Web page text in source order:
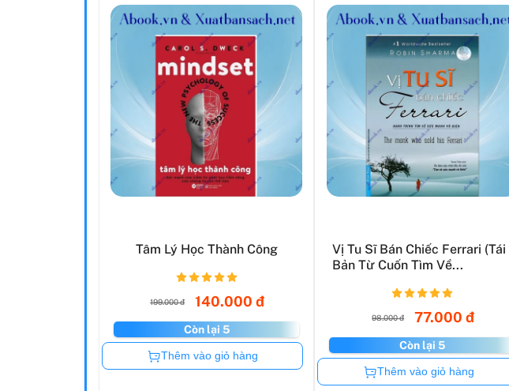
Tâm Lý Học Thành Công
199.000 đ 140.000 đ
Còn lại 5
Còn hàng
Thêm vào giỏ hàng
Vị Tu Sĩ Bán Chiếc Ferrari (Tái
Bản Từ Cuốn Tìm Về...
98.000 đ 77.000 đ
Còn lại 5
Còn hàng
Thêm vào giỏ hàng